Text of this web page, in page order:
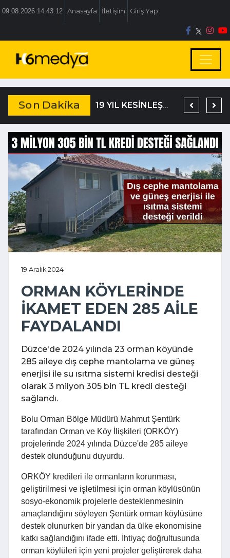
09.08.2026 14:43:13 Anasayfa İletişim Giriş Yap
Son Dakika 19 YIL KESİNLEŞMİŞ HAPİS CEZASIYLA ARANIYORDU
19 Aralık 2024
ORMAN KÖYLERİNDE
İKAMET EDEN 285 AİLE
FAYDALANDI
Düzce'de 2024 yılında 23 orman köyünde
285 aileye dış cephe mantolama ve güneş
enerjisi ile su ısıtma sistemi kredisi desteği
olarak 3 milyon 305 bin TL kredi desteği
sağlandı.
Bolu Orman Bölge Müdürü Mahmut Şentürk
tarafından Orman ve Köy İlişkileri (ORKÖY)
projelerinde 2024 yılında Düzce'de 285 aileye
destek olunduğunu duyurdu.
ORKÖY kredileri ile ormanların korunması,
geliştirilmesi ve işletilmesi için orman köylüsünün
sosyo-ekonomik projelerle desteklenmesinin
amaçlandığını söyleyen Şentürk orman köylüsüne
destek olunurken bir yandan da ülke ekonomisine
katkı sağlandığını ifade etti. İhtiyaç doğrultusunda
orman köylüleri için yeni projeler geliştirerek daha